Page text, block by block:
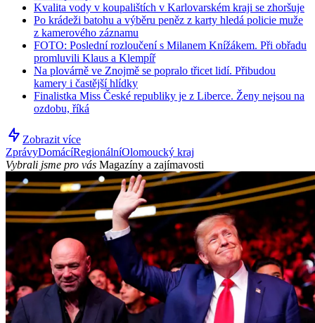
Kvalita vody v koupalištích v Karlovarském kraji se zhoršuje
Po krádeži batohu a výběru peněz z karty hledá policie muže
z kamerového záznamu
FOTO: Poslední rozloučení s Milanem Knížákem. Při obřadu
promluvili Klaus a Klempíř
Na plovárně ve Znojmě se popralo třicet lidí. Přibudou
kamery i častější hlídky
Finalistka Miss České republiky je z Liberce. Ženy nejsou na
ozdobu, říká
Zobrazit více
ZprávyDomácíRegionálníOlomoucký kraj
Vybrali jsme pro vás Magazíny a zajímavosti